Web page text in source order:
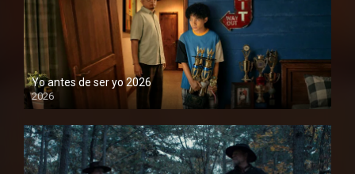
Yo antes de ser yo 2026
2026
1080P